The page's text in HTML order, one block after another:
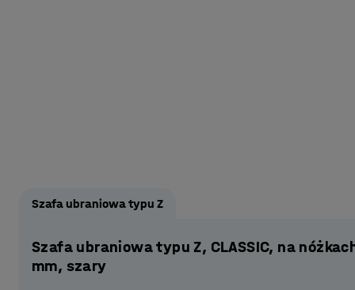
Szafa ubraniowa typu Z
Szafa ubraniowa typu Z, CLASSIC, na
mm, szary